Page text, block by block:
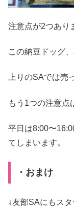
注意点が2つあり
この納豆ドッグ
上りのSAでは売
もう1つの注意点
平日は8:00〜
てしまいます。
・おまけ
↓友部SAにもスタ